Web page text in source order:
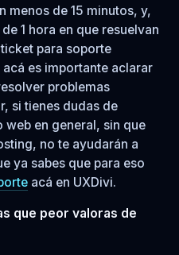
menos de 15 minutos, y,
1 hora en que resuelvan
para soporte
es importante aclarar
problemas
si tienes dudas de
web en general, sin que
no te ayudarán a
ya sabes que para eso
acá en UXDivi.
que peor valoras de